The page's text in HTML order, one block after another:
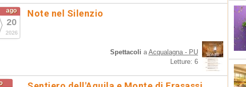
ago
20
2026
Note nel Silenzio
Spettacoli aAcqualagna - PU
Letture: 6